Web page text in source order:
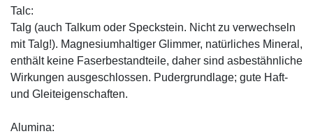
Talc:
Talg (auch Talkum oder Speckstein. Nicht zu verwechseln
mit Talg!). Magnesiumhaltiger Glimmer, natürliches Mineral,
enthält keine Faserbestandteile, daher sind asbestähnliche
Wirkungen ausgeschlossen. Pudergrundlage; gute Haft-
und Gleiteigenschaften.
Alumina: